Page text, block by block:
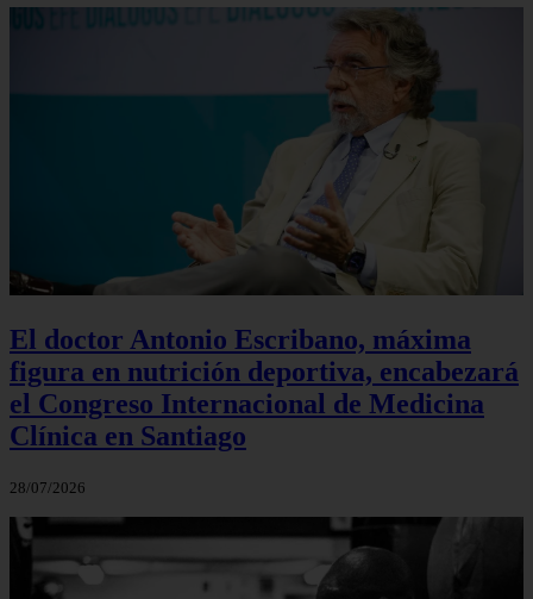
El doctor Antonio Escribano, máxima
figura en nutrición deportiva, encabezará
el Congreso Internacional de Medicina
Clínica en Santiago
28/07/2026